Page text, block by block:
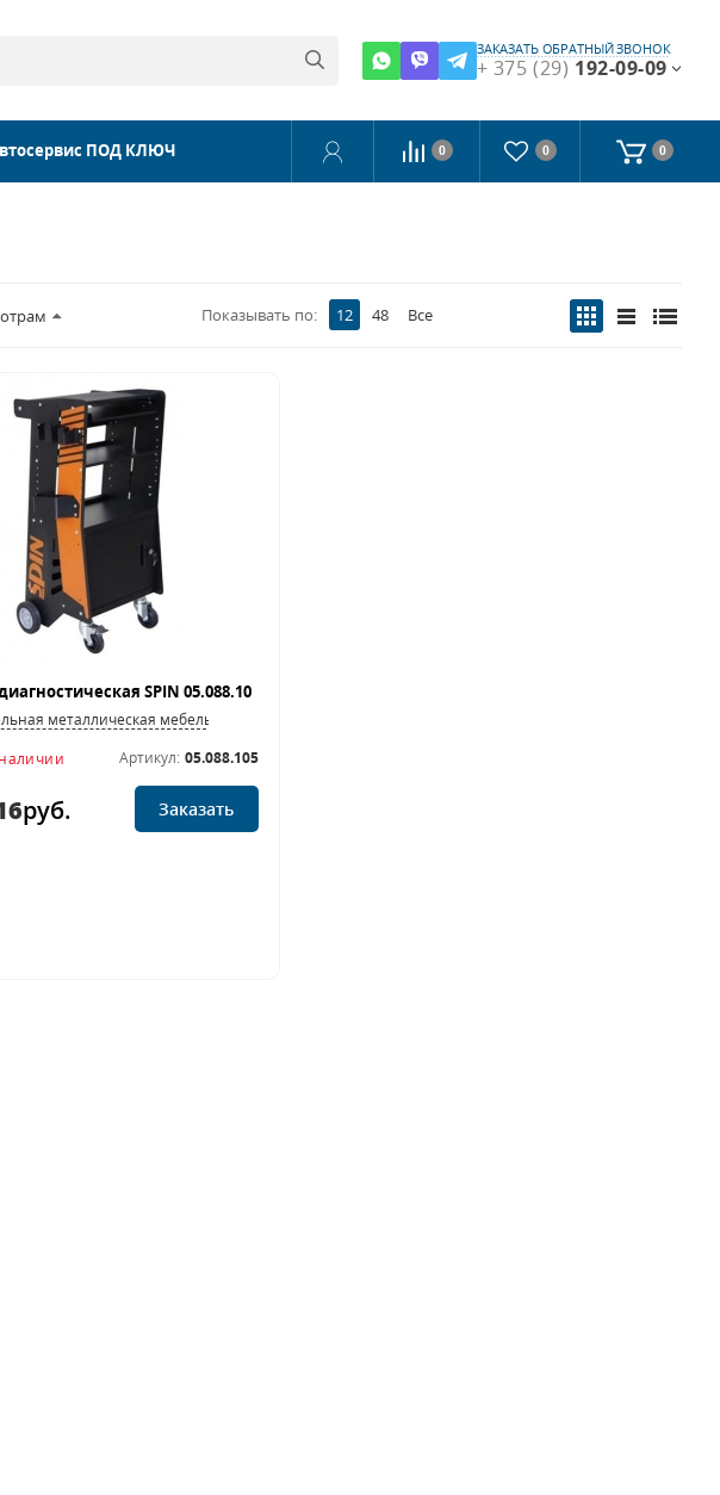
ЗАКАЗАТЬ ОБРАТНЫЙ ЗВОНОК
+ 375 (29) 192-09-09
ПОД КЛЮЧ 0 0 0
Показывать по: 12 48 Все
металлическая мебель
Артикул: 05.088.105
руб. Заказать